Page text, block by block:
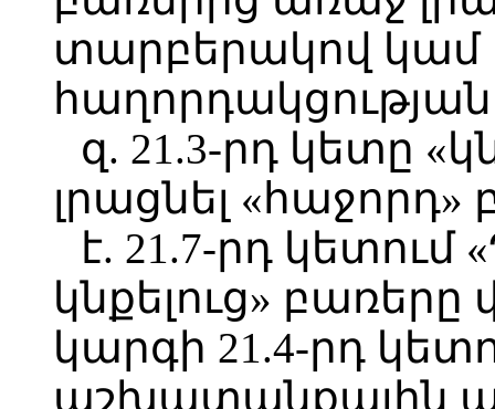
տարբերակով կամ
զ. 21.3-րդ կետը
լրացնել «հաջորդ»
է. 21.7-րդ
կնքելուց» բառերը
կարգի 21.4-րդ
աշխատանքային